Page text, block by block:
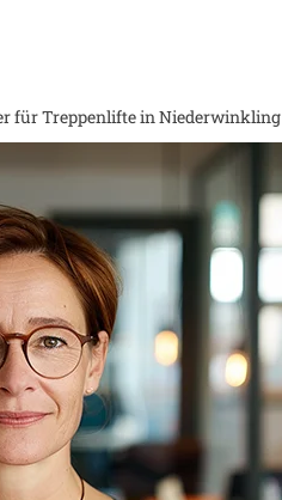
für Treppenlifte in Niederwinkling